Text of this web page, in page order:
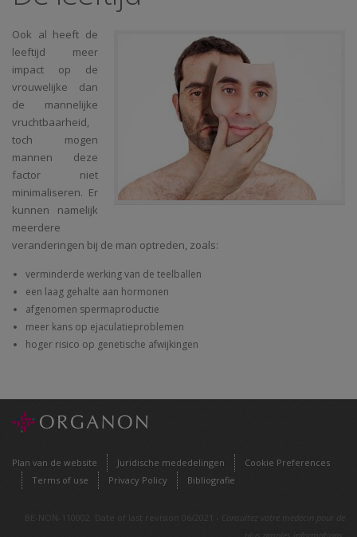
Ook al heeft de
leeftijd meer
impact op de
vrouwelijke dan
de mannelijke
vruchtbaarheid,
toch mogen
mannen deze
factor niet
minimaliseren. Er
kunnen namelijk
meerdere
veranderingen bij de man optreden, zoals:
verminderde werking van de teelballen
een laag gehalte aan hormonen
afgenomen spermaproductie
meer kans op ejaculatieproblemen
hoger risico op genetische afwijkingen
Plan van de website Juridische mededelingen
Cookie Preferences
Terms of use
Privacy Policy Bibliografie
BE-NON-110002. Date of last revision 06/2021 -
Consultez votre medecin pour de